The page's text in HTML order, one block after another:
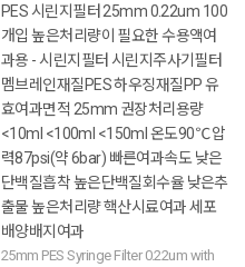
PES 시린지필터 25mm 0.22um 100
개입 높은처리량이 필요한 수용액여
과용 - 시린지필터 시린지주사기필터
멤브레인재질PES 하우징재질PP 유
효여과면적 25mm 권장처리용량
<10ml <100ml <150ml 온도90℃ 압
력87psi(약 6bar) 빠른여과속도 낮은
단백질흡착 높은단백질회수율 낮은추
출물 높은처리량 핵산시료여과 세포
배양배지여과
25mm PES Syringe Filter 0.22um with